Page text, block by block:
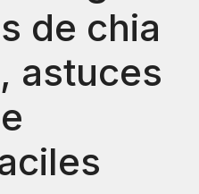
de chia
astuces